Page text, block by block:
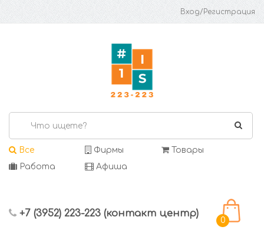
Вход/Регистрация
Все Фирмы
Товары
Работа
Афиша
+7 (3952) 223-223 (контакт центр)
0